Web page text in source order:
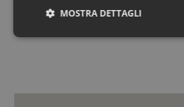
27 Novembre 2014MOSTRA DETTAGLI
Necessari Statistici